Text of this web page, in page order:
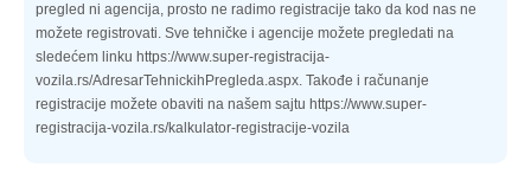
pregled ni agencija, prosto ne radimo registracije tako da kod nas ne
možete registrovati. Sve tehničke i agencije možete pregledati na
sledećem linku https://www.super-registracija-
vozila.rs/AdresarTehnickihPregleda.aspx. Takođe i računanje
registracije možete obaviti na našem sajtu https://www.super-
registracija-vozila.rs/kalkulator-registracije-vozila